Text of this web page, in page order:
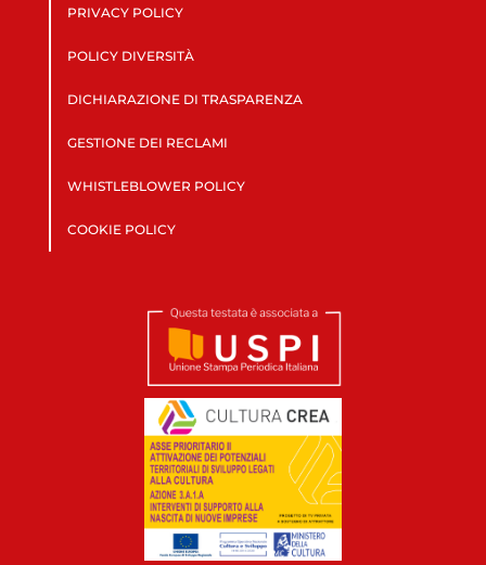
PRIVACY POLICY
POLICY DIVERSITÀ
DICHIARAZIONE DI TRASPARENZA
GESTIONE DEI RECLAMI
WHISTLEBLOWER POLICY
COOKIE POLICY